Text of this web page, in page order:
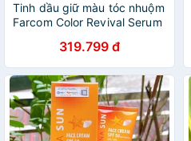
Tinh dầu giữ màu tóc nhuộm
Farcom Color Revival Serum
319.799 đ